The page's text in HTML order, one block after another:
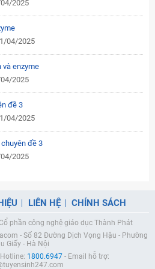
2025
04/2025
và enzyme
2025
đề 3
04/2025
chuyên đề 3
2025
LIÊN HỆ CHÍNH SÁCH
phần công nghệ giáo dục Thành Phát
- Số 82 Đường Dịch Vọng Hậu - Phường
Giấy - Hà Nội
1800.6947- Email hỗ trợ: